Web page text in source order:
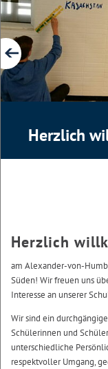
Herzlich
Herzlich
am Alexander-von-
Süden! Wir freuen uns
Interesse an unserer
Wir sind ein
Schülerinnen und
unterschiedliche
respektvoller Umgang,